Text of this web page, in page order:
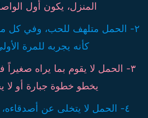
المنزل، يكون أول
٢- الحمل متلهف للحب، وفي كل
كأنه يجربه للمرة
٣- الحمل لا يقوم بما يراه
يخطو خطوة جبارة أو لا
٤- الحمل لا يتخلى عن